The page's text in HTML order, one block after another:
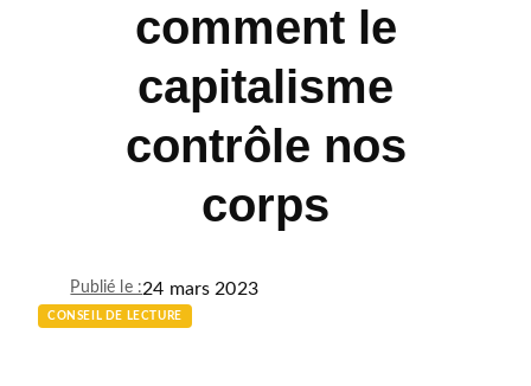
comment le
capitalisme
contrôle nos
corps
Publié le :24 mars 2023
CONSEIL DE LECTURE